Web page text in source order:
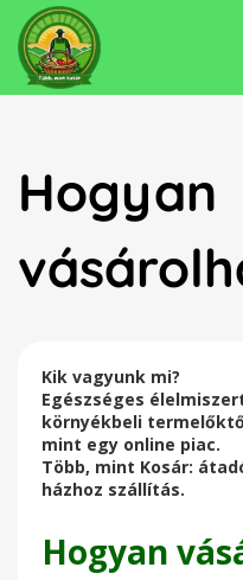
Hogyan
Kik vagyunk mi?
Egészséges
környékbeli
mint egy online piac.
Több, mint Kosár:
házhoz szállítás.
Hogyan